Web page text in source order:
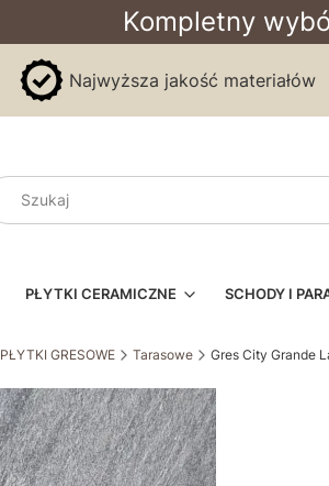
Kompletny
Najwyższa jakość materiałów
PŁYTKI CERAMICZNE SCHODY I
PŁYTKI GRESOWE Tarasowe Gres City Grande